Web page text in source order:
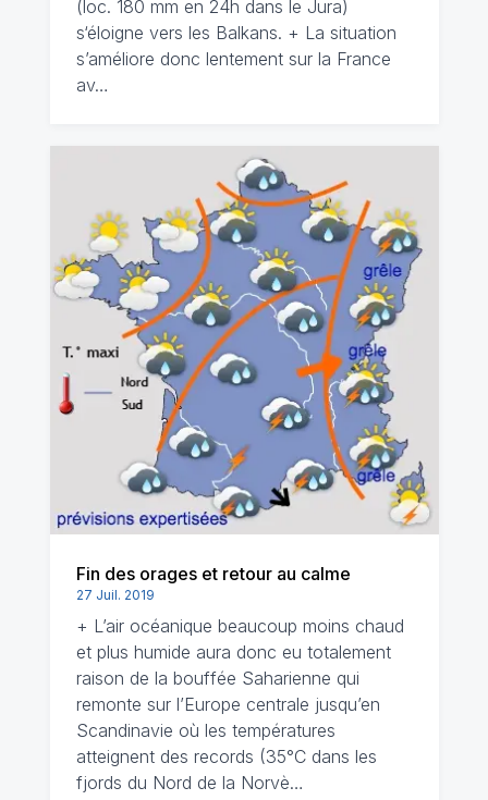
(loc. 180 mm en 24h dans le Jura)
s‘éloigne vers les Balkans. + La situation
s’améliore donc lentement sur la France
av…
Fin des orages et retour au calme
27 Juil. 2019
+ L’air océanique beaucoup moins chaud
et plus humide aura donc eu totalement
raison de la bouffée Saharienne qui
remonte sur l’Europe centrale jusqu’en
Scandinavie où les températures
atteignent des records (35°C dans les
fjords du Nord de la Norvè…